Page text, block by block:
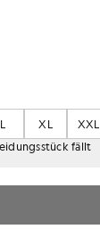
L XL
XXL
fällt